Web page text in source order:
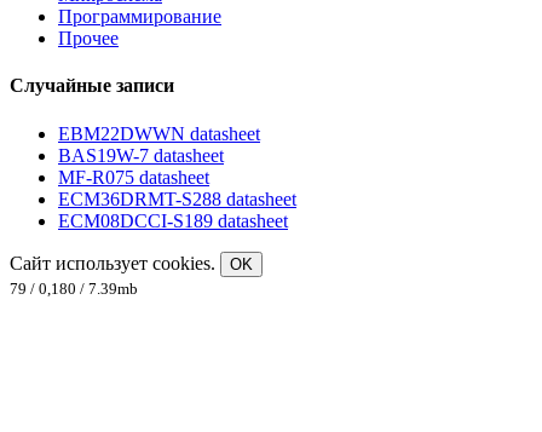
Программирование
Прочее
Случайные записи
EBM22DWWN datasheet
BAS19W-7 datasheet
MF-R075 datasheet
ECM36DRMT-S288 datasheet
ECM08DCCI-S189 datasheet
Сайт использует cookies.
OK
79 / 0,180 / 7.39mb